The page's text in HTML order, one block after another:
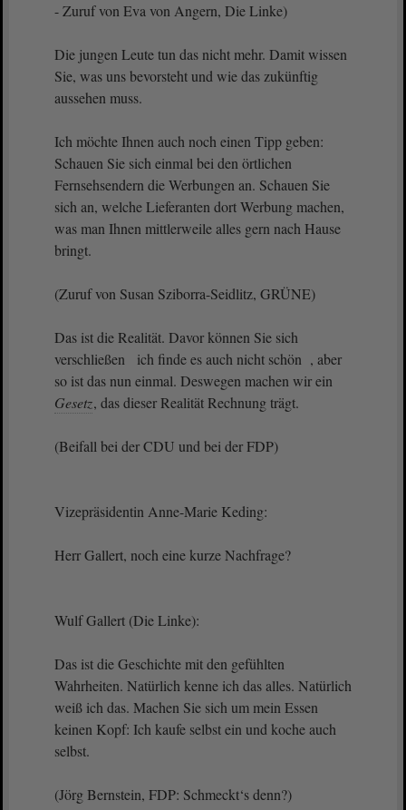
- Zuruf von Eva von Angern, Die Linke)
Die jungen Leute tun das nicht mehr. Damit wissen
Sie, was uns bevorsteht und wie das zukünftig
aussehen muss.
Ich möchte Ihnen auch noch einen Tipp geben:
Schauen Sie sich einmal bei den örtlichen
Fernsehsendern die Werbungen an. Schauen Sie
sich an, welche Lieferanten dort Werbung machen,
was man Ihnen mittlerweile alles gern nach Hause
bringt.
(Zuruf von Susan Sziborra-Seidlitz, GRÜNE)
Das ist die Realität. Davor können Sie sich
verschließen ich finde es auch nicht schön , aber
so ist das nun einmal. Deswegen machen wir ein
Gesetz, das dieser Realität Rechnung trägt.
(Beifall bei der CDU und bei der FDP)
Vizepräsidentin Anne-Marie Keding:
Herr Gallert, noch eine kurze Nachfrage?
Wulf Gallert (Die Linke):
Das ist die Geschichte mit den gefühlten
Wahrheiten. Natürlich kenne ich das alles. Natürlich
weiß ich das. Machen Sie sich um mein Essen
keinen Kopf: Ich kaufe selbst ein und koche auch
selbst.
(Jörg Bernstein, FDP: Schmeckt‘s denn?)